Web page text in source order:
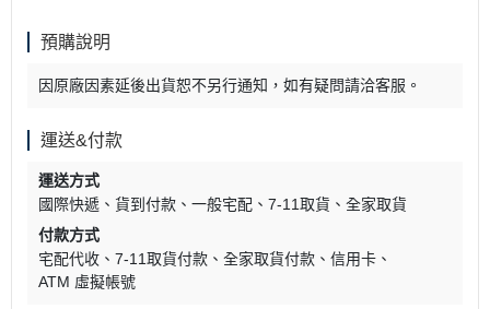
預購說明
因原廠因素延後出貨恕不另行通知，如有疑問請洽客服。
運送&付款
運送方式
國際快遞
貨到付款 一般宅配 7-11取貨
全家取貨
付款方式
宅配代收
7-11取貨付款 全家取貨付款
信用卡
ATM 虛擬帳號